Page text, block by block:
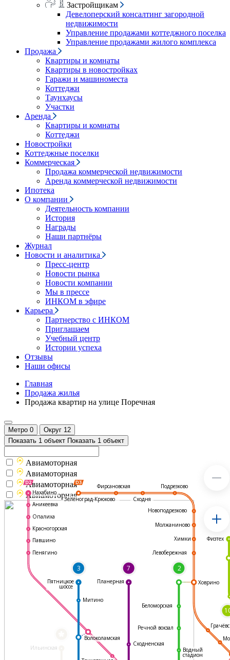
Застройщикам
Девелоперский консалтинг загородной
недвижимости
Управление продажами коттеджного поселка
Управление продажами жилого комплекса
Продажа
Квартиры и комнаты
Квартиры в новостройках
Гаражи и машиноместа
Коттеджи
Таунхаусы
Участки
Аренда
Квартиры и комнаты
Коттеджи
Новостройки
Коттеджные поселки
Коммерческая
Продажа коммерческой недвижимости
Аренда коммерческой недвижимости
Ипотека
О компании
Деятельность компании
История
Награды
Наши партнёры
Журнал
Новости и аналитика
Пресс-центр
Новости рынка
Новости компании
Мы в прессе
ИНКОМ в эфире
Карьера
Партнерство с ИНКОМ
Приглашаем
Учебный центр
Истории успеха
Отзывы
Наши офисы
Главная
Продажа жилья
Продажа квартир на улице Поречная
Метро 0 Округ 12
Показать 1 объект Показать 1 объект
Ильинская
3 7 2
Фирсановская
Сходня
Подрезково
Новоподрезково
Молжаниново
Химки
Левобережная
Ховрино
Водный
стадион
Сходненская
Волоколамская
Митино
Нахабино
Аникеевка
Опалиха
Красногорская
Павшино
Пенягино
Пятницкое
шоссе
Планерная
Физтех
Речной вокзал
Беломорская
Зеленоград-Крюково
Авиамоторная
Авиамоторная
Авиамоторная
Авиамоторная